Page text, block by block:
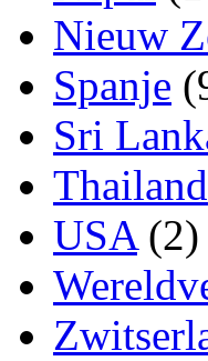
Nieuw
Spanje
Sri
Thailand
USA(2)